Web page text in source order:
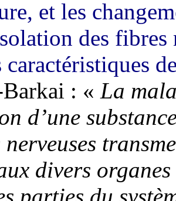
et les
des
caractéristiques
: « La
d’une
nerveuses
divers